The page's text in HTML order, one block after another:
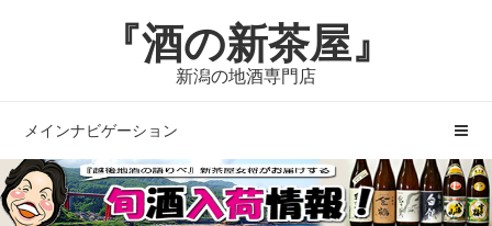
シ
ョ
ン
へ
ツ
へ
ス
キ
『酒の新茶屋』
新潟の地酒専門店
メインナビゲーション